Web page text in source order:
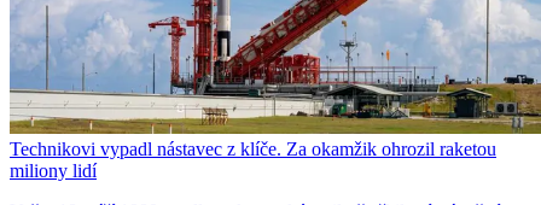
Technikovi vypadl nástavec z klíče. Za okamžik ohrozil raketou
miliony lidí